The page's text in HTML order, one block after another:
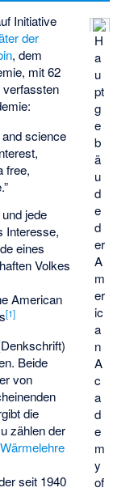
H
a
u
pt
g
e
b
ä
u
d
e
d
er
A
m
er
ic
a
n
A
c
a
d
e
m
y
of
Initiative
der
, dem
mit 62
verfassten
science
free,
jede
Interesse,
eines
Volkes
American
[1]
Beide
von
die
zählen der
Wärmelehre
seit 1940